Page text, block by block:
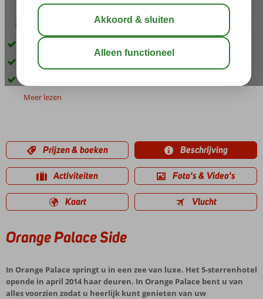
03:45 aug 33°C
Luxe 5-sterrenhotel
Aan het zandstrand
Meer lezen
Prijzen & boeken Beschrijving
Activiteiten Foto's & Video's
Kaart Vlucht
Orange Palace Side
In Orange Palace springt u in een zee van luxe. Het 5-sterrenhotel
opende in april 2014 haar deuren. In Orange Palace bent u van
alles voorzien zodat u heerlijk kunt genieten van uw